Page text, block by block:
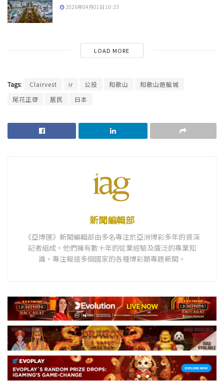
2026年04月01日 10:33
LOAD MORE
Tags: Clairvest ir 公投 和歌山
和歌山遊艇城
尾花正啓
居民 日本
新聞編輯部
《亞博匯》新聞編輯部由多名專注於亞洲博彩多年的資深
記者組成。他們擁有數十年的從業經驗及廣泛的專業知
識，專注報道多個國家的各種博彩類專題新聞。